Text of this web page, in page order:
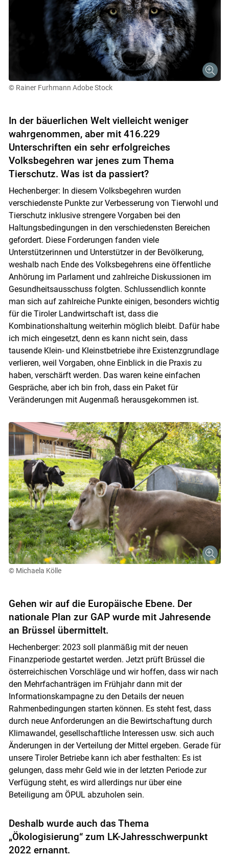
© Rainer Furhmann Adobe Stock
In der bäuerlichen Welt vielleicht weniger
wahrgenommen, aber mit 416.229
Unterschriften ein sehr erfolgreiches
Volksbegehren war jenes zum Thema
Tierschutz. Was ist da passiert?
Hechenberger: In diesem Volksbegehren wurden
verschiedenste Punkte zur Verbesserung von Tierwohl und
Tierschutz inklusive strengere Vorgaben bei den
Haltungsbedingungen in den verschiedensten Bereichen
gefordert. Diese Forderungen fanden viele
Unterstützerinnen und Unterstützer in der Bevölkerung,
weshalb nach Ende des Volksbegehrens eine öffentliche
Anhörung im Parlament und zahlreiche Diskussionen im
Gesundheitsausschuss folgten. Schlussendlich konnte
man sich auf zahlreiche Punkte einigen, besonders wichtig
für die Tiroler Landwirtschaft ist, dass die
Kombinationshaltung weiterhin möglich bleibt. Dafür habe
ich mich eingesetzt, denn es kann nicht sein, dass
tausende Klein- und Kleinstbetriebe ihre Existenzgrundlage
verlieren, weil Vorgaben, ohne Einblick in die Praxis zu
haben, verschärft werden. Das waren keine einfachen
Gespräche, aber ich bin froh, dass ein Paket für
Veränderungen mit Augenmaß herausgekommen ist.
© Michaela Kölle
Gehen wir auf die Europäische Ebene. Der
nationale Plan zur GAP wurde mit Jahresende
an Brüssel übermittelt.
Hechenberger: 2023 soll planmäßig mit der neuen
Finanzperiode gestartet werden. Jetzt prüft Brüssel die
österreichischen Vorschläge und wir hoffen, dass wir nach
den Mehrfachanträgen im Frühjahr dann mit der
Informationskampagne zu den Details der neuen
Rahmenbedingungen starten können. Es steht fest, dass
durch neue Anforderungen an die Bewirtschaftung durch
Klimawandel, gesellschaftliche Interessen usw. sich auch
Änderungen in der Verteilung der Mittel ergeben. Gerade für
unsere Tiroler Betriebe kann ich aber festhalten: Es ist
gelungen, dass mehr Geld wie in der letzten Periode zur
Verfügung steht, es wird allerdings nur über eine
Beteiligung am ÖPUL abzuholen sein.
Deshalb wurde auch das Thema
„Ökologisierung“ zum LK-Jahresschwerpunkt
2022 ernannt.